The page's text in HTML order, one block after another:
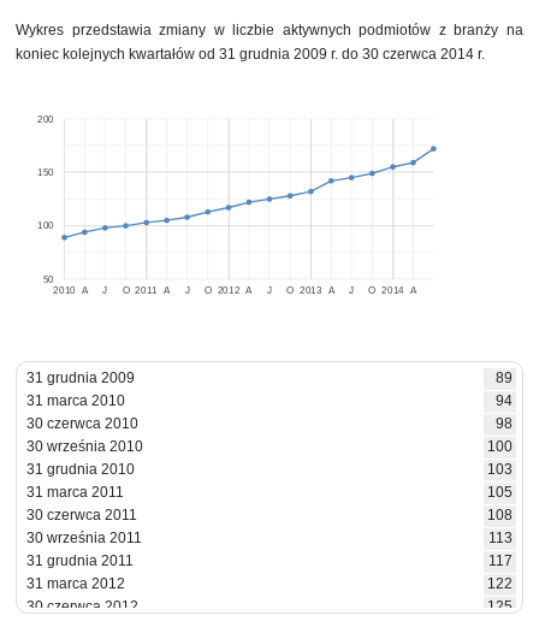
Wykres przedstawia zmiany w liczbie aktywnych podmiotów z branży na
koniec kolejnych kwartałów od 31 grudnia 2009 r. do 30 czerwca 2014 r.
2010 2011 2012 2013 2014
A J O A J O A J O A J O A
50
100
150
200
31 grudnia 2009
89
31 marca 2010
94
30 czerwca 2010
98
30 września 2010
100
31 grudnia 2010
103
31 marca 2011
105
30 czerwca 2011
108
30 września 2011
113
31 grudnia 2011
117
31 marca 2012
122
30 czerwca 2012
125